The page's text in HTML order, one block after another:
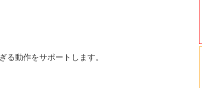
る動作をサポートします。